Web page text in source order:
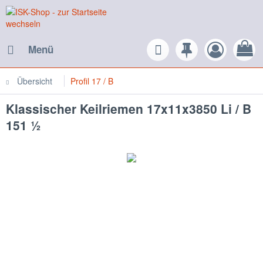
Menü
Übersicht Profil 17 / B
Klassischer Keilriemen 17x11x3850 Li / B
151 ½